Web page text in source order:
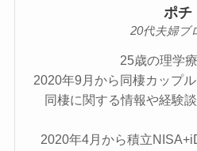
ポチ
20代夫婦ブ
25歳の理学療
2020年9月から同棲カップ
同棲に関する情報や経験
2020年4月から積立